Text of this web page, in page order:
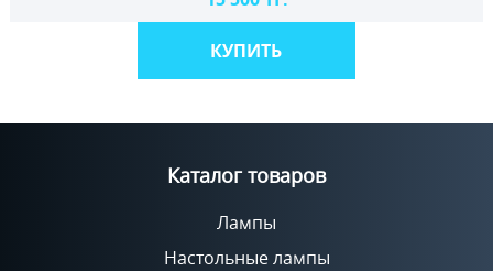
КУПИТЬ
Каталог товаров
Лампы
Настольные лампы